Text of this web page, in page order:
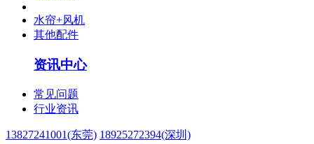
水帘+风机
其他配件
资讯中心
常见问题
行业资讯
13827241001(东莞) 18925272394(深圳)